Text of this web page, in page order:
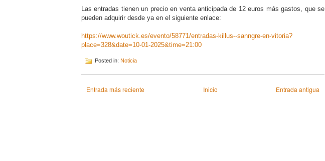
Las entradas tienen un precio en venta anticipada de 12 euros más gastos, que se
pueden adquirir desde ya en el siguiente enlace:
https://www.woutick.es/evento/58771/entradas-killus--sanngre-en-vitoria?
place=328&date=10-01-2025&time=21:00
Posted in: Noticia
Entrada más reciente Entrada antigua
Inicio